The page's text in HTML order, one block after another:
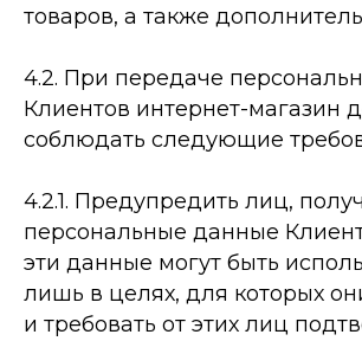
товаров, а также
4.2. При передаче
Клиентов интернет-­магазин
соблюдать следующие
4.2.1. Предупредить лиц,
персональные данные
эти данные могут быть
лишь в целях, для которых
и требовать от этих лиц